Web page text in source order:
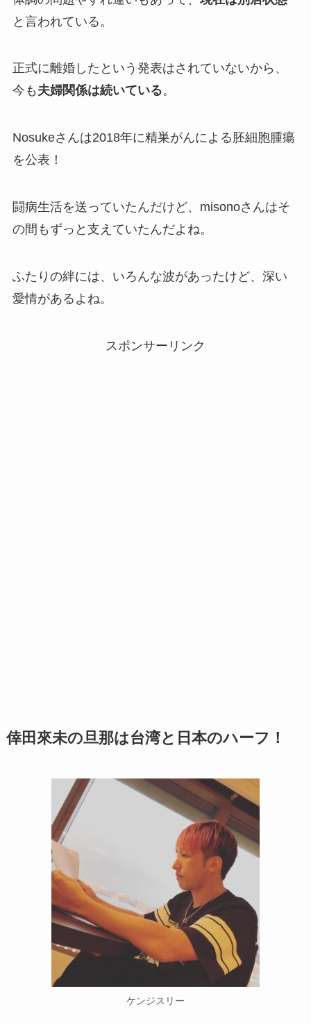
と言われている。
正式に離婚したという発表はされていないから、
今も 夫婦関係は続いている。
Nosukeさんは2018年に精巣がんによる胚細胞腫瘍
を公表！
闘病生活を送っていたんだけど、misonoさんはそ
の間もずっと支えていたんだよね。
ふたりの絆には、いろんな波があったけど、深い
愛情があるよね。
スポンサーリンク
倖田來未の旦那は台湾と日本のハーフ！
ケンジスリー